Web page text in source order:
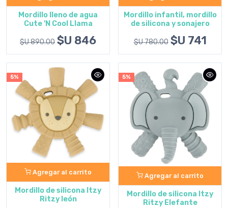
Mordillo lleno de agua
Cute 'N Cool Llama
$U 890.00 $U 846
Mordillo infantil, mordillo
de silicona y sonajero
$U 780.00 $U 741
5%
Agregar al carrito
Mordillo de silicona Itzy
Ritzy león
5%
Agregar al carrito
Mordillo de silicona Itzy
Ritzy Elefante